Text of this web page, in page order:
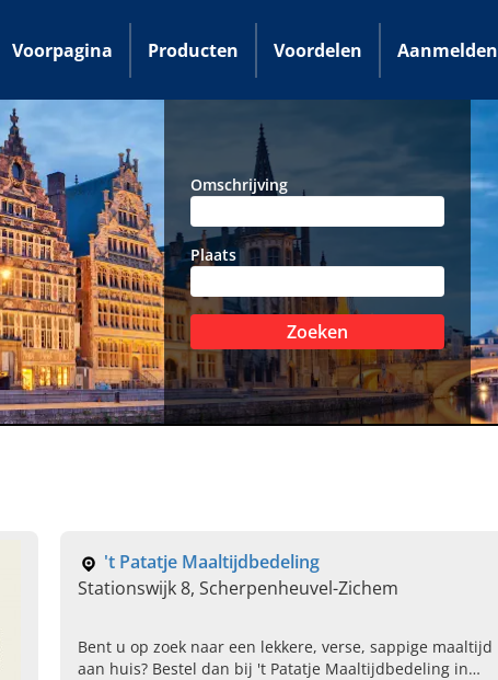
Voorpagina Producten Voordelen Aanmelden
Omschrijving
Plaats
Zoeken
't Patatje Maaltijdbedeling
Stationswijk 8, Scherpenheuvel-Zichem
Bent u op zoek naar een lekkere, verse, sappige maaltijd
aan huis? Bestel dan bij 't Patatje Maaltijdbedeling in